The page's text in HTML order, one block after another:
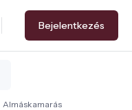
Bejelentkezés
Almáskamarás